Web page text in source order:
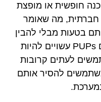
חופשית או מופצת
מה שאומר
בטעות מבלי להבין
את הסיכונים הפוטנציאליים. גם PUPs עשויים להיות
לעתים קרובות
להסיר אותם